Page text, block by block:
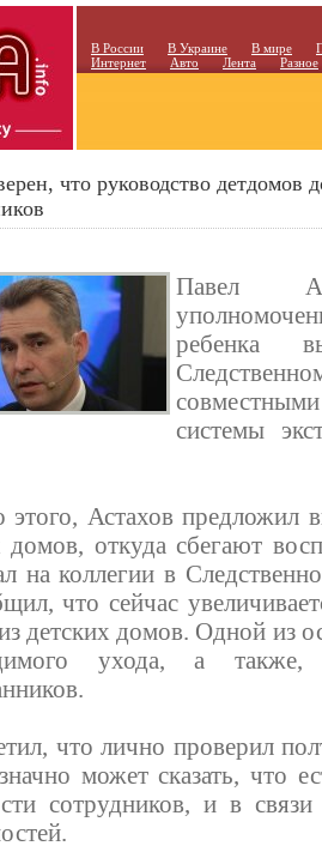
В России В Украине В мире
Интернет
Авто Лента Разное
что руководство детдомов
Павел
ребенка
системы
Астахов предложил
домов, откуда сбегают
на коллегии в
что сейчас
детских домов. Одной из
ухода, а также,
что лично проверил
может сказать, что
сотрудников, и в